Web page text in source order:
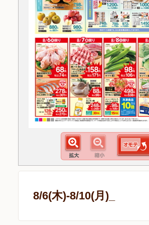
8/6(木)-8/10(月)_